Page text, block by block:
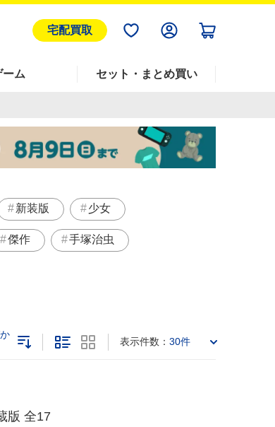
宅配買取
ーム セット・まとめ買い
新装版 少女
傑作 手塚治虫
表示件数： 30件
版 全17